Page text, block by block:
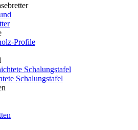
Profile
Schalungstafel
Schalungstafel